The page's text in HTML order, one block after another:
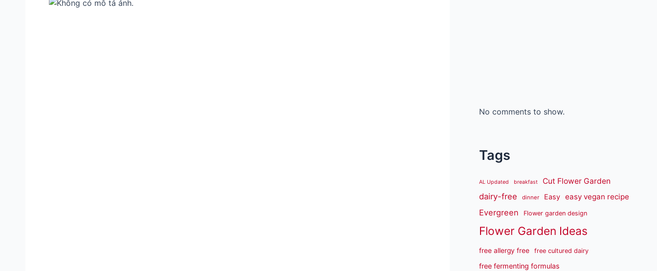
No comments to show.
Tags
AL Updated breakfast Cut Flower Garden
dairy-free dinner Easy easy vegan recipe
Evergreen Flower garden design
Flower Garden Ideas
free allergy free free cultured dairy
free fermenting formulas